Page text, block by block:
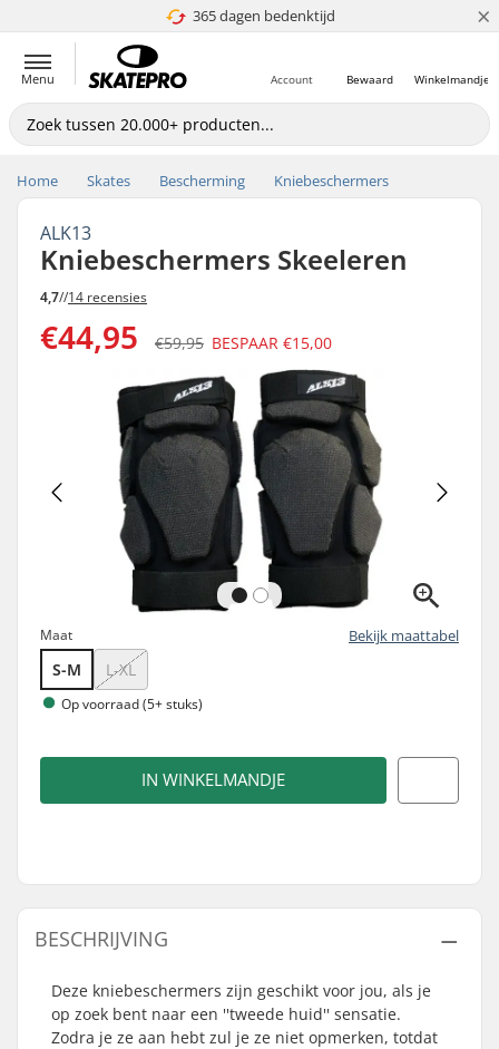
365 dagen bedenktijd
4.8 van 5 ×
Menu Winkelmandje
Bewaard
Account
Home Skates Bescherming Kniebeschermers
ALK13
Kniebeschermers Skeeleren
4,7//14 recensies
€44,95 €59,95 BESPAAR €15,00
Maat Bekijk maattabel
S-M L-XL
Op voorraad (5+ stuks)
IN WINKELMANDJE
BESCHRIJVING
Deze kniebeschermers zijn geschikt voor jou, als je
op zoek bent naar een ''tweede huid'' sensatie.
Zodra je ze aan hebt zul je ze niet opmerken, totdat